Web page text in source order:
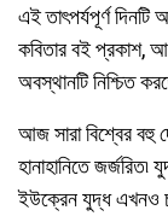
এই তাৎপর্যপূর্ণ
কবিতার বই প্রকাশ,
অবস্থানটি নিশ্চিত
আজ সারা বিশ্বের বহু
হানাহানিতে
ইউক্রেন যুদ্ধ এখনও